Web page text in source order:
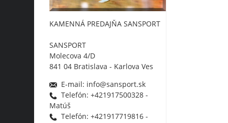
KAMENNÁ PREDAJŇA SANSPORT
SANSPORT
Molecova 4/D
841 04 Bratislava - Karlova Ves
E-mail: info@sansport.sk
Telefón: +421917500328 -
Matúš
Telefón: +421917719816 -